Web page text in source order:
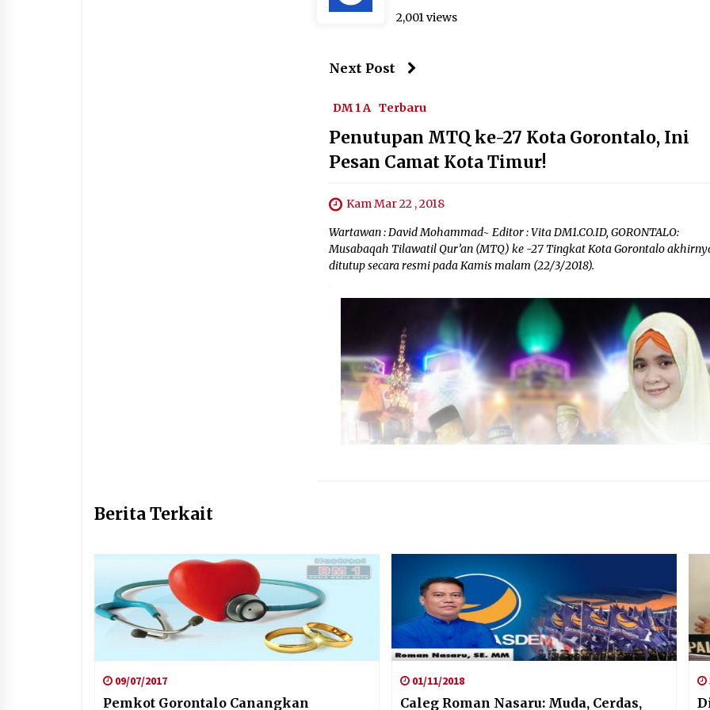
2,001 views
Next Post
DM 1 A Terbaru
Penutupan MTQ ke-27 Kota Gorontalo, Ini
Pesan Camat Kota Timur!
Kam Mar 22 , 2018
Wartawan : David Mohammad~ Editor : Vita DM1.CO.ID, GORONTALO:
Musabaqah Tilawatil Qur’an (MTQ) ke -27 Tingkat Kota Gorontalo
ditutup secara resmi pada Kamis malam (22/3/2018).
Berita Terkait
09/07/2017
Pemkot Gorontalo Canangkan
01/11/2018
Caleg Roman Nasaru: Muda, Cerdas,